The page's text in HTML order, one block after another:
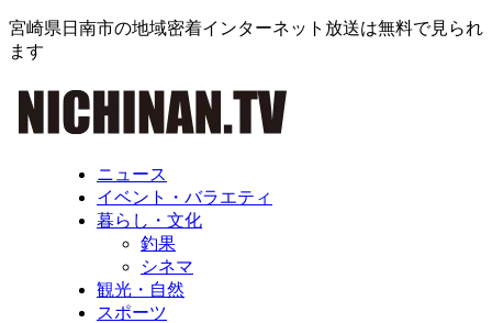
宮崎県日南市の地域密着インターネット放送は無料で見られ
ます
ニュース
イベント・バラエティ
暮らし・文化
釣果
シネマ
観光・自然
スポーツ